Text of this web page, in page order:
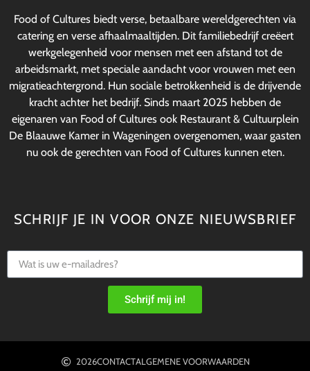
Food of Cultures biedt verse, betaalbare wereldgerechten via
catering en verse afhaalmaaltijden. Dit familiebedrijf creëert
werkgelegenheid voor mensen met een afstand tot de
arbeidsmarkt, met speciale aandacht voor vrouwen met een
migratieachtergrond. Hun sociale betrokkenheid is de drijvende
kracht achter het bedrijf. Sinds maart 2025 hebben de
eigenaren van Food of Cultures ook Restaurant & Cultuurplein
De Blaauwe Kamer in Wageningen overgenomen, waar gasten
nu ook de gerechten van Food of Cultures kunnen eten.
SCHRIJF JE IN VOOR ONZE NIEUWSBRIEF
Schrijf mij in!
2026CONTACTALGEMENE VOORWAARDEN